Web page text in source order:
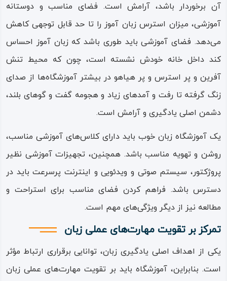
آن برخوردار باشد، آرامش است‌‌. فضای مناسب و دوستانه
آموزشی،‌ میزان استرس زبان آموز را تا حد قابل توجهی کاهش‌
‌‌می‌‌‌دهد‌‌. فضای آموزشی باید طوری باشد که زبان آموز احساس
کند داخل خانه خودش نشسته است، چون که محیط تنش
آفرین و پر استرس و پر هیاهو در بیشتر آموزشگاه‌‌ها از صدای
زنگ گرفته تا رفت و آمدهای زیاد و هجومه گفت و گوهای بلند،
دشمن اصلی یادگیری و آرامش است‌‌.
یک آموزشگاه زبان خوب باید دارای کلاس‌های آموزشی مناسب،
روشن و تهویه مناسب باشد‌‌. همچنین، تجهیزات آموزشی نظیر
پروژکتور، سیستم صوتی و ویدئویی و اینترنت پرسرعت باید در
دسترس باشد‌‌. فراهم کردن فضای مناسب برای استراحت و
مطالعه نیز از دیگر ویژگی‌های مهم است‌‌.
تمرکز بر تقویت مهارت‌های عملی زبان
یکی از اهداف اصلی یادگیری زبان، توانایی برقراری ارتباط مؤثر
است‌‌. بنابراین، آموزشگاه باید بر تقویت مهارت‌های عملی زبان